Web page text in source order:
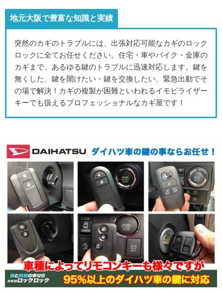
地元大阪で豊富な知識と実績
突然のカギのトラブルには、出張対応可能なカギのロック
ロックに全てお任せください。住宅・車やバイク・金庫の
カギまで、あるゆる鍵のトラブルに迅速対応します。鍵を
無くした、鍵を開けたい・鍵を交換したい、緊急出動でそ
の場で解決！カギの複製が困難といわれるイモビライザー
キーでも扱えるプロフェッショナルなカギ屋です！